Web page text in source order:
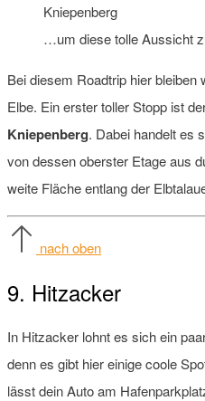
…um diese tolle Aussicht
Bei diesem Roadtrip hier bleiben
Elbe. Ein erster toller Stopp ist
Kniepenberg. Dabei handelt es
von dessen oberster Etage aus
weite Fläche entlang der
nach oben
9. Hitzacker
In Hitzacker lohnt es sich ein
denn es gibt hier einige coole
lässt dein Auto am